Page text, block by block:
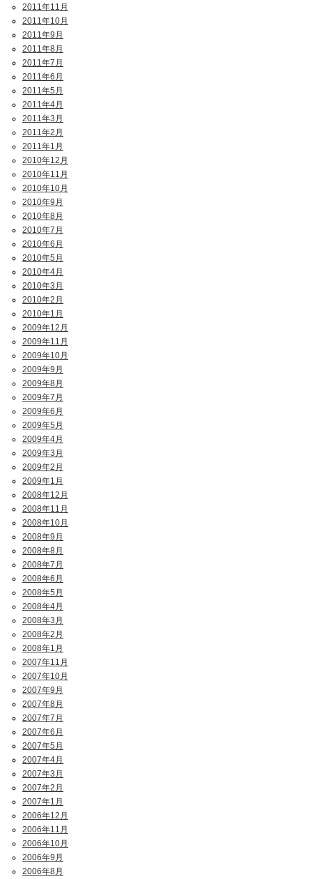
2011年11月
2011年10月
2011年9月
2011年8月
2011年7月
2011年6月
2011年5月
2011年4月
2011年3月
2011年2月
2011年1月
2010年12月
2010年11月
2010年10月
2010年9月
2010年8月
2010年7月
2010年6月
2010年5月
2010年4月
2010年3月
2010年2月
2010年1月
2009年12月
2009年11月
2009年10月
2009年9月
2009年8月
2009年7月
2009年6月
2009年5月
2009年4月
2009年3月
2009年2月
2009年1月
2008年12月
2008年11月
2008年10月
2008年9月
2008年8月
2008年7月
2008年6月
2008年5月
2008年4月
2008年3月
2008年2月
2008年1月
2007年11月
2007年10月
2007年9月
2007年8月
2007年7月
2007年6月
2007年5月
2007年4月
2007年3月
2007年2月
2007年1月
2006年12月
2006年11月
2006年10月
2006年9月
2006年8月